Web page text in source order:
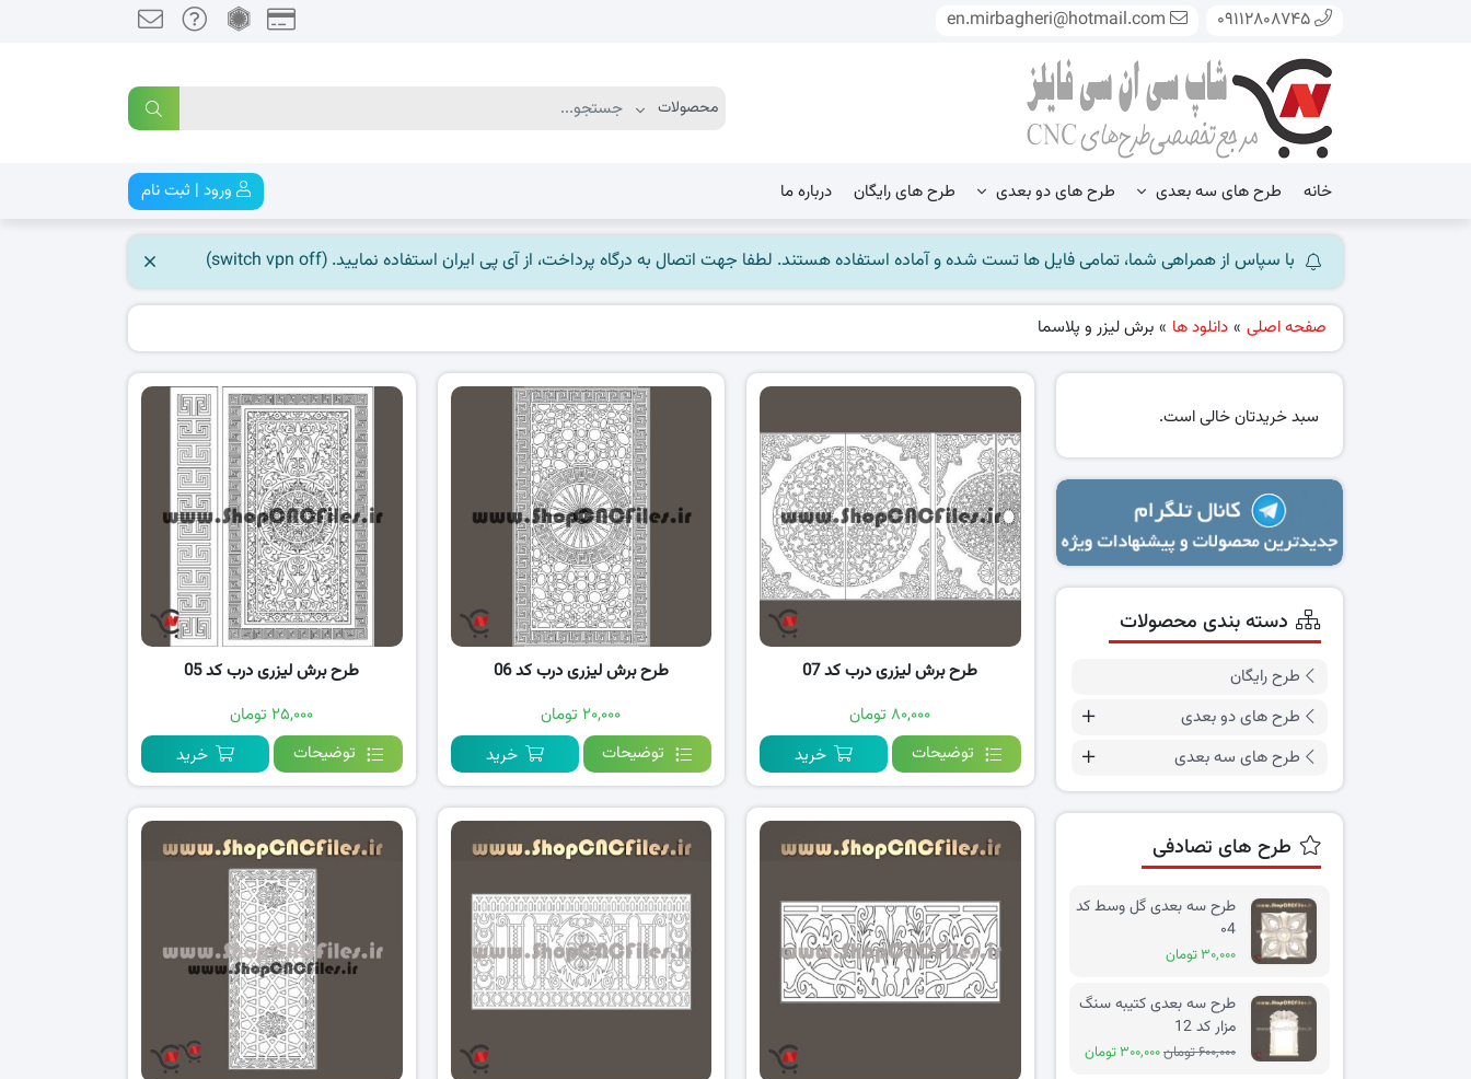
09112808745
en.mirbagheri@hotmail.com
خانه طرح های سه بعدی طرح های دو بعدی طرح های رایگان درباره ما ورود | ثبت نام
با سپاس از همراهی شما، تمامی فایل ها تست شده و آماده استفاده هستند. لطفا جهت اتصال به درگاه پرداخت، از آی پی ایران استفاده نمایید. (switch vpn off)
صفحه اصلی » دانلود ها » برش لیزر و پلاسما
طرح برش لیزری درب کد 07
۸۰,۰۰۰ تومان
توضیحات
خرید
طرح برش لیزری درب کد 06
۲۰,۰۰۰ تومان
توضیحات
خرید
طرح برش لیزری درب کد 05
۲۵,۰۰۰ تومان
توضیحات
خرید
سبد خریدتان خالی است.
دسته بندی محصولات
طرح رایگان
طرح های دو بعدی
طرح های سه بعدی
طرح های تصادفی
طرح سه بعدی گل وسط کد
۰4
۳۰,۰۰۰ تومان
طرح سه بعدی کتیبه سنگ
مزار کد 12
۶۰۰,۰۰۰ تومان ۳۰۰,۰۰۰ تومان